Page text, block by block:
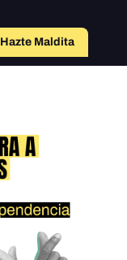
Hazte Maldito